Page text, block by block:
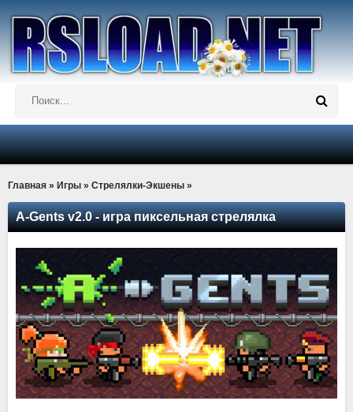
Главная » Игры » Стрелялки-Экшены »
A-Gents v2.0 - игра пиксельная стрелялка